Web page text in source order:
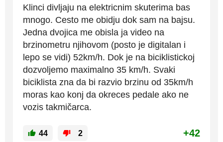
Klinci divljaju na elektricnim skuterima bas
mnogo. Cesto me obidju dok sam na bajsu.
Jedna dvojica me obisla ja video na
brzinometru njihovom (posto je digitalan i
lepo se vidi) 52km/h. Dok je na biciklistickoj
dozvoljemo maximalno 35 km/h. Svaki
biciklista zna da bi razvio brzinu od 35km/h
moras kao konj da okreces pedale ako ne
vozis takmičarca.
44 2 +42